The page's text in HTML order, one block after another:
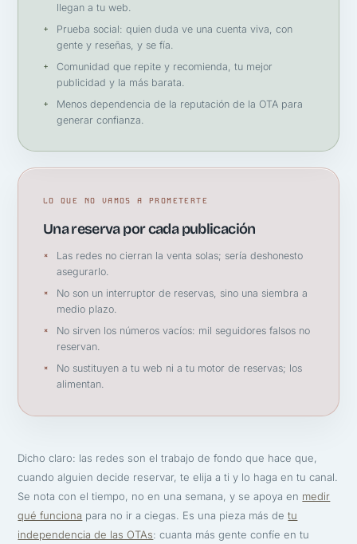
llegan a tu web.
Prueba social: quien duda ve una cuenta viva, con
gente y reseñas, y se fía.
Comunidad que repite y recomienda, tu mejor
publicidad y la más barata.
Menos dependencia de la reputación de la OTA para
generar confianza.
LO QUE NO VAMOS A PROMETERTE
Una reserva por cada publicación
Las redes no cierran la venta solas; sería deshonesto
asegurarlo.
No son un interruptor de reservas, sino una siembra a
medio plazo.
No sirven los números vacíos: mil seguidores falsos no
reservan.
No sustituyen a tu web ni a tu motor de reservas; los
alimentan.
Dicho claro: las redes son el trabajo de fondo que hace que,
cuando alguien decide reservar, te elija a ti y lo haga en tu canal.
Se nota con el tiempo, no en una semana, y se apoya en medir
qué funciona para no ir a ciegas. Es una pieza más detu
independencia de las OTAs: cuanta más gente confíe en tu